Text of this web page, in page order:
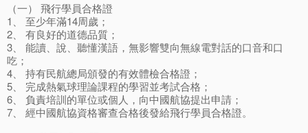
（一） 飛行學員合格證
1、 至少年滿14周歲；
2、 有良好的道德品質；
3、 能讀、說、聽懂漢語，無影響雙向無線電對話的口音和口
吃；
4、 持有民航總局頒發的有效體檢合格證；
5、 完成熱氣球理論課程的學習並考試合格；
6、 負責培訓的單位或個人，向中國航協提出申請；
7、 經中國航協資格審查合格後發給飛行學員合格證。